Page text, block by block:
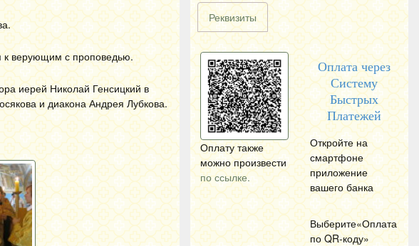
к верующим с проповедью.
иерей Николай Генсицкий в
и диакона Андрея Лубкова.
Реквизиты
Оплату также
можно произвести
по ссылке.
Оплата через
Систему
Быстрых
Платежей
Откройте на
смартфоне
приложение
вашего банка
Выберите«Оплата
по QR-коду»